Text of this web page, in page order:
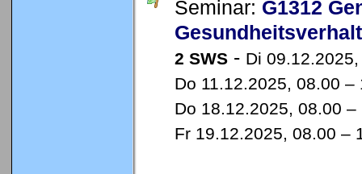
Seminar: G1312
2 SWS - Di
Do 11.12.2025, 08.00
Do 18.12.2025, 08.00
Fr 19.12.2025, 08.00 –